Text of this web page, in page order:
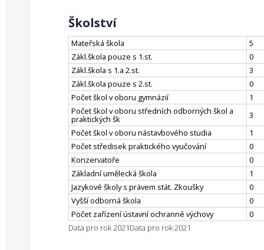
Školství
Mateřská škola
5
Zákl.škola pouze s 1.st.
0
Zákl.škola s 1.a 2.st.
3
Zákl.škola pouze s 2.st.
0
Počet škol v oboru gymnázií
1
Počet škol v oboru středních odborných škol a
praktických šk
3
Počet škol v oboru nástavbového studia
1
Počet středisek praktického vyučování
0
Konzervatoře
0
Základní umělecká škola
1
Jazykové školy s právem stát. Zkoušky
0
Vyšší odborná škola
0
Počet zařízení ústavní ochranné výchovy
0
Data pro rok 2021Data pro rok 2021